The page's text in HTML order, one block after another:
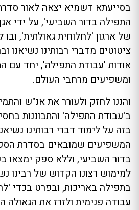
בסייעתא דשמיא יצאה לאור
התפילה בדור השביעי', על ידי
של ארגון 'לחלוחית גאולתית',
ציטוטים מדברי רבותינו נשיאנו
אודות 'עבודת התפילה', יחד עם
ומשפיעים מרחבי העולם.
והננו לחזק ולעורר את אנ"ש
ב'עבודת התפילה' והתבוננות
בזה על לימוד דברי רבותינו
המשפיעים שמובאים בסדרת
בדור השביעי, וללא ספק ימצאו
למימוש רצונו הקדוש של רבינו
בתפילה באריכות, ובפרט בכדי
עבודה פנימית ולזרז את הגאולה